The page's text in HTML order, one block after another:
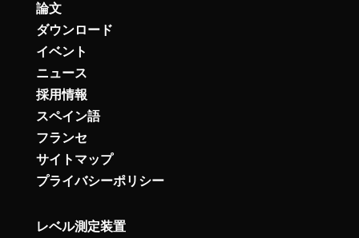
論文
ダウンロード
イベント
ニュース
採用情報
スペイン語
フランセ
サイトマップ
プライバシーポリシー
レベル測定装置